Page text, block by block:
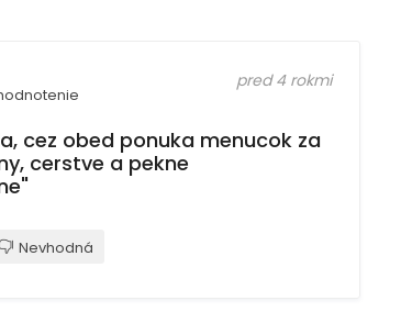
pred 4 rokmi
cez obed ponuka menucok za
cerstve a pekne
Nevhodná